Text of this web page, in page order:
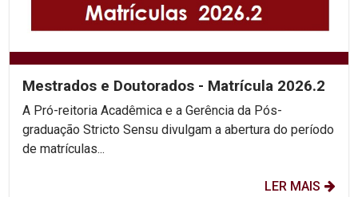
Mestrados e Doutorados - Matrícula 2026.2
A Pró-reitoria Acadêmica e a Gerência da Pós-
graduação Stricto Sensu divulgam a abertura do período
de matrículas...
LER MAIS